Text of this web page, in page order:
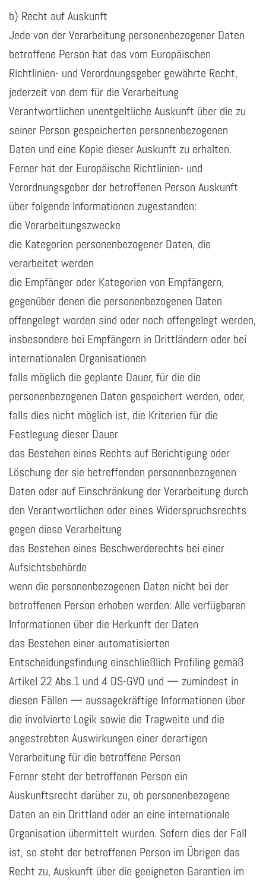
b) Recht auf Auskunft
Jede von der Verarbeitung personenbezogener Daten
betroffene Person hat das vom Europäischen
Richtlinien- und Verordnungsgeber gewährte Recht,
jederzeit von dem für die Verarbeitung
Verantwortlichen unentgeltliche Auskunft über die zu
seiner Person gespeicherten personenbezogenen
Daten und eine Kopie dieser Auskunft zu erhalten.
Ferner hat der Europäische Richtlinien- und
Verordnungsgeber der betroffenen Person Auskunft
über folgende Informationen zugestanden:
die Verarbeitungszwecke
die Kategorien personenbezogener Daten, die
verarbeitet werden
die Empfänger oder Kategorien von Empfängern,
gegenüber denen die personenbezogenen Daten
offengelegt worden sind oder noch offengelegt werden,
insbesondere bei Empfängern in Drittländern oder bei
internationalen Organisationen
falls möglich die geplante Dauer, für die die
personenbezogenen Daten gespeichert werden, oder,
falls dies nicht möglich ist, die Kriterien für die
Festlegung dieser Dauer
das Bestehen eines Rechts auf Berichtigung oder
Löschung der sie betreffenden personenbezogenen
Daten oder auf Einschränkung der Verarbeitung durch
den Verantwortlichen oder eines Widerspruchsrechts
gegen diese Verarbeitung
das Bestehen eines Beschwerderechts bei einer
Aufsichtsbehörde
wenn die personenbezogenen Daten nicht bei der
betroffenen Person erhoben werden: Alle verfügbaren
Informationen über die Herkunft der Daten
das Bestehen einer automatisierten
Entscheidungsfindung einschließlich Profiling gemäß
Artikel 22 Abs.1 und 4 DS-GVO und — zumindest in
diesen Fällen — aussagekräftige Informationen über
die involvierte Logik sowie die Tragweite und die
angestrebten Auswirkungen einer derartigen
Verarbeitung für die betroffene Person
Ferner steht der betroffenen Person ein
Auskunftsrecht darüber zu, ob personenbezogene
Daten an ein Drittland oder an eine internationale
Organisation übermittelt wurden. Sofern dies der Fall
ist, so steht der betroffenen Person im Übrigen das
Recht zu, Auskunft über die geeigneten Garantien im